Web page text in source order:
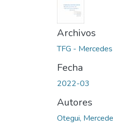
Archivos
TFG -
Fecha
2022-03
Autores
Otegui,